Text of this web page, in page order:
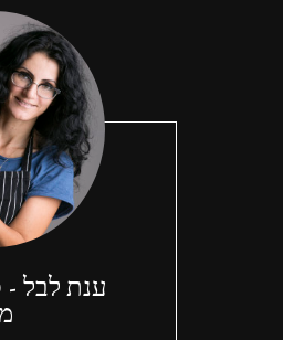
ענת לבל -